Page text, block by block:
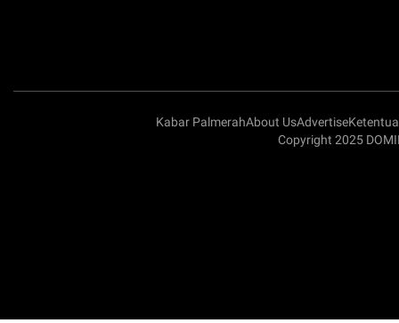
Kabar PalmerahAbout UsAdvertise
Copyright 2025